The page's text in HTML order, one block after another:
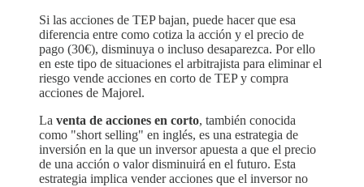
Si las acciones de TEP bajan, puede hacer que esa
diferencia entre como cotiza la acción y el precio de
pago (30€), disminuya o incluso desaparezca. Por ello
en este tipo de situaciones el arbitrajista para eliminar el
riesgo vende acciones en corto de TEP y compra
acciones de Majorel.
La venta de acciones en corto, también conocida
como "short selling" en inglés, es una estrategia de
inversión en la que un inversor apuesta a que el precio
de una acción o valor disminuirá en el futuro. Esta
estrategia implica vender acciones que el inversor no